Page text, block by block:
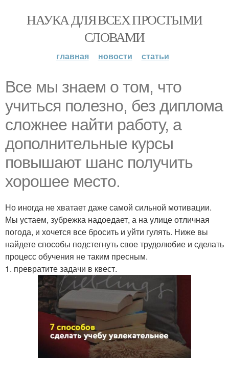
НАУКА ДЛЯ ВСЕХ ПРОСТЫМИ
СЛОВАМИ
главная новости статьи
Все мы знаем о том, что
учиться полезно, без диплома
сложнее найти работу, а
дополнительные курсы
повышают шанс получить
хорошее место.
Но иногда не хватает даже самой сильной мотивации.
Мы устаем, зубрежка надоедает, а на улице отличная
погода, и хочется все бросить и уйти гулять. Ниже вы
найдете способы подстегнуть свое трудолюбие и сделать
процесс обучения не таким пресным.
1. превратите задачи в квест.